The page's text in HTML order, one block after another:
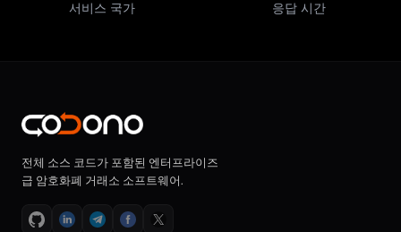
서비스 국가 응답 시간
전체 소스 코드가 포함된 엔터프라이즈
급 암호화폐 거래소 소프트웨어.